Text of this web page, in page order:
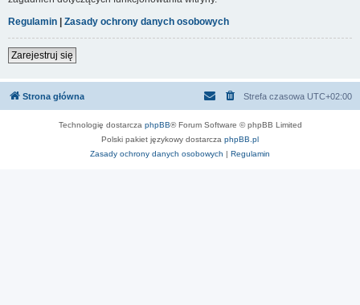
Regulamin | Zasady ochrony danych osobowych
Zarejestruj się
Strona główna Strefa czasowa UTC+02:00
Technologię dostarcza phpBB® Forum Software © phpBB Limited
Polski pakiet językowy dostarcza phpBB.pl
Zasady ochrony danych osobowych | Regulamin